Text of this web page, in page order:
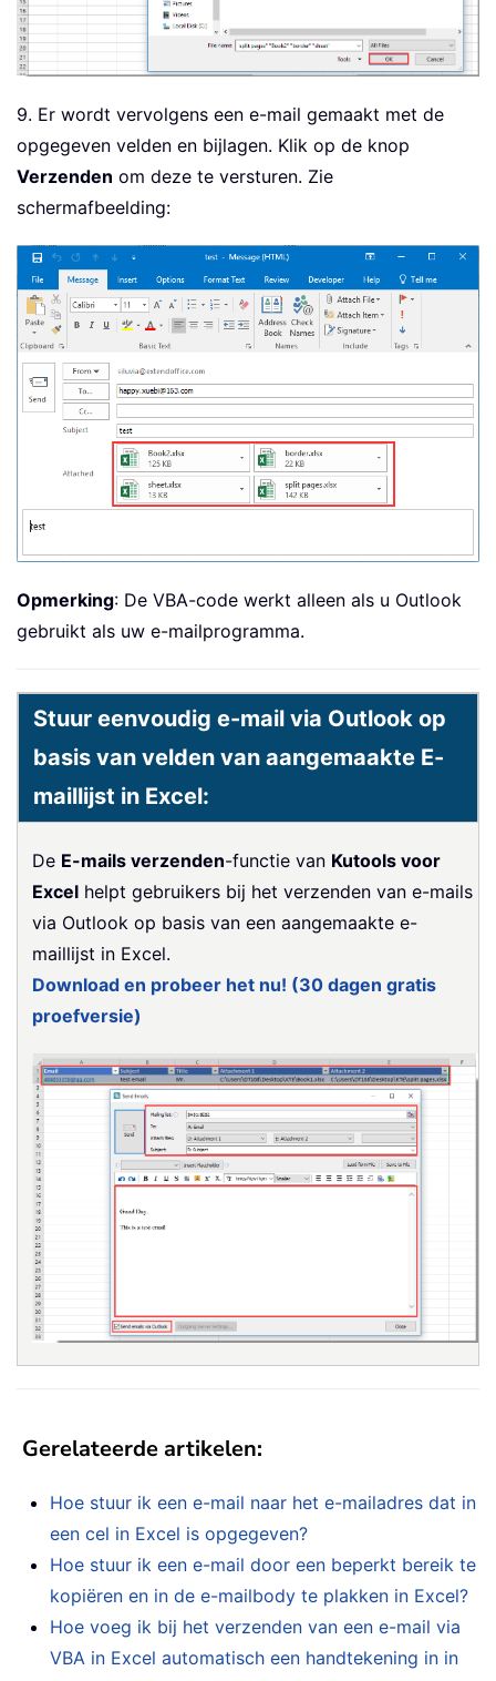
9. Er wordt vervolgens een e-mail gemaakt met de
opgegeven velden en bijlagen. Klik op de knop
Verzenden om deze te versturen. Zie
schermafbeelding:
Opmerking: De VBA-code werkt alleen als u Outlook
gebruikt als uw e-mailprogramma.
Stuur eenvoudig e-mail via Outlook op
basis van velden van aangemaakte E-
maillijst in Excel:
De E-mails verzenden-functie van Kutools voor
Excel helpt gebruikers bij het verzenden van e-mails
via Outlook op basis van een aangemaakte e-
maillijst in Excel.
Download en probeer het nu! (30 dagen gratis
proefversie)
Gerelateerde artikelen:
Hoe stuur ik een e-mail naar het e-mailadres dat in
een cel in Excel is opgegeven?
Hoe stuur ik een e-mail door een beperkt bereik te
kopiëren en in de e-mailbody te plakken in Excel?
Hoe voeg ik bij het verzenden van een e-mail via
VBA in Excel automatisch een handtekening in in